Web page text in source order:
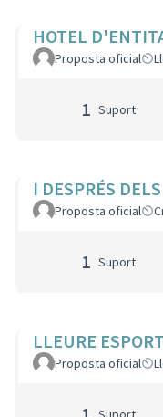
HOTEL
Proposta oficial
1 Suport
I DESPRÉS
Proposta oficial
1 Suport
LLEURE
Proposta oficial